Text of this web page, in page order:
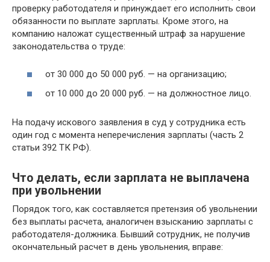
проверку работодателя и принуждает его исполнить свои
обязанности по выплате зарплаты. Кроме этого, на
компанию наложат существенный штраф за нарушение
законодательства о труде:
от 30 000 до 50 000 руб. — на организацию;
от 10 000 до 20 000 руб. — на должностное лицо.
На подачу искового заявления в суд у сотрудника есть
один год с момента неперечисления зарплаты (часть 2
статьи 392 ТК РФ).
Что делать, если зарплата не выплачена
при увольнении
Порядок того, как составляется претензия об увольнении
без выплаты расчета, аналогичен взысканию зарплаты с
работодателя-должника. Бывший сотрудник, не получив
окончательный расчет в день увольнения, вправе: